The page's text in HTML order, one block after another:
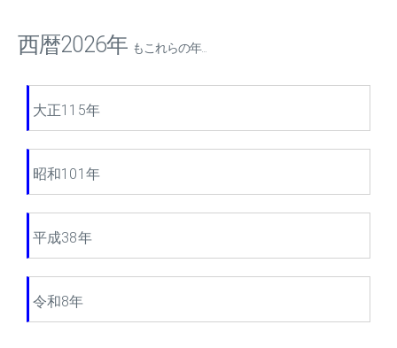
西暦2026年 もこれらの年...
大正115年
昭和101年
平成38年
令和8年